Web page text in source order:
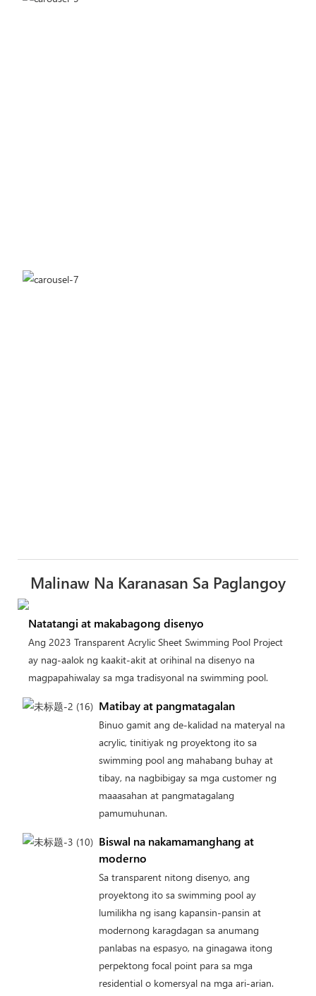
Malinaw Na Karanasan Sa Paglangoy
Natatangi at makabagong disenyo
Ang 2023 Transparent Acrylic Sheet Swimming Pool Project
ay nag-aalok ng kaakit-akit at orihinal na disenyo na
magpapahiwalay sa mga tradisyonal na swimming pool.
Matibay at pangmatagalan
Binuo gamit ang de-kalidad na materyal na
acrylic, tinitiyak ng proyektong ito sa
swimming pool ang mahabang buhay at
tibay, na nagbibigay sa mga customer ng
maaasahan at pangmatagalang
pamumuhunan.
Biswal na nakamamanghang at
moderno
Sa transparent nitong disenyo, ang
proyektong ito sa swimming pool ay
lumilikha ng isang kapansin-pansin at
modernong karagdagan sa anumang
panlabas na espasyo, na ginagawa itong
perpektong focal point para sa mga
residential o komersyal na mga ari-arian.